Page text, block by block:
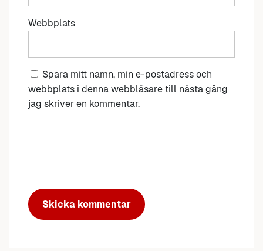
Webbplats
Spara mitt namn, min e-postadress och
webbplats i denna webbläsare till nästa gång
jag skriver en kommentar.